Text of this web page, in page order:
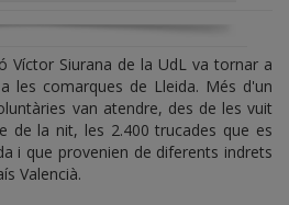
Víctor Siurana de la UdL va tornar a
les comarques de Lleida. Més d'un
van atendre, des de les vuit
de la nit, les 2.400 trucades que es
i que provenien de diferents indrets
Valencià.